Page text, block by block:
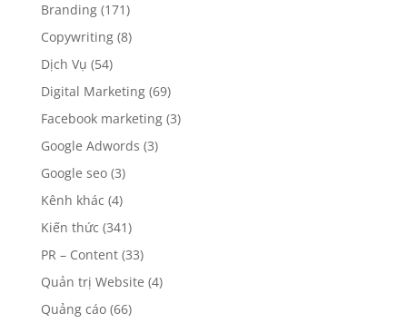
Branding(171)
Copywriting(8)
Dịch Vụ (54)
Digital Marketing(69)
Facebook marketing(3)
Google Adwords (3)
Google seo(3)
Kênh khác (4)
Kiến thức (341)
PR – Content(33)
Quản trị Website (4)
Quảng cáo(66)